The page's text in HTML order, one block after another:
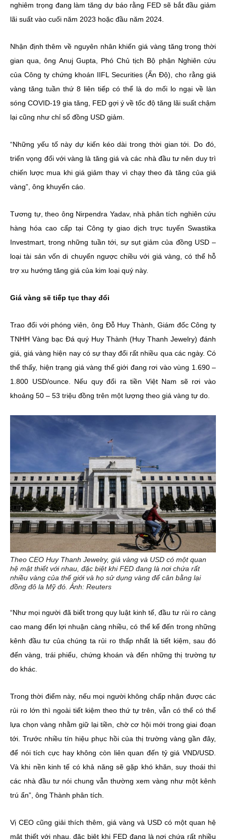
nghiêm trọng đang làm tăng dự báo rằng FED sẽ bắt đầu giảm
lãi suất vào cuối năm 2023 hoặc đầu năm 2024.
Nhận định thêm về nguyên nhân khiến giá vàng tăng trong thời
gian qua, ông Anuj Gupta, Phó Chủ tịch Bộ phận Nghiên cứu
của Công ty chứng khoán IIFL Securities (Ấn Độ), cho rằng giá
vàng tăng tuần thứ 8 liên tiếp có thể là do mối lo ngại về làn
sóng COVID-19 gia tăng, FED gợi ý về tốc độ tăng lãi suất chậm
lại cũng như chỉ số đồng USD giảm.
“Những yếu tố này dự kiến kéo dài trong thời gian tới. Do đó,
triển vọng đối với vàng là tăng giá và các nhà đầu tư nên duy trì
chiến lược mua khi giá giảm thay vì chạy theo đà tăng của giá
vàng”, ông khuyến cáo.
Tương tự, theo ông Nirpendra Yadav, nhà phân tích nghiên cứu
hàng hóa cao cấp tại Công ty giao dịch trực tuyến Swastika
Investmart, trong những tuần tới, sự sụt giảm của đồng USD –
loại tài sản vốn di chuyển ngược chiều với giá vàng, có thể hỗ
trợ xu hướng tăng giá của kim loại quý này.
Giá vàng sẽ tiếp tục thay đổi
Trao đổi với phóng viên, ông Đỗ Huy Thành, Giám đốc Công ty
TNHH Vàng bạc Đá quý Huy Thành (Huy Thanh Jewelry) đánh
giá, giá vàng hiện nay có sự thay đổi rất nhiều qua các ngày. Có
thể thấy, hiện trạng giá vàng thế giới đang rơi vào vùng 1.690 –
1.800 USD/ounce. Nếu quy đổi ra tiền Việt Nam sẽ rơi vào
khoảng 50 – 53 triệu đồng trên một lượng theo giá vàng tự do.
Theo CEO Huy Thanh Jewelry, giá vàng và USD có một quan
hệ mật thiết với nhau, đặc biệt khi FED đang là nơi chứa rất
nhiều vàng của thế giới và họ sử dụng vàng để cân bằng lại
đồng đô la Mỹ đó. Ảnh: Reuters
“Như mọi người đã biết trong quy luật kinh tế, đầu tư rủi ro càng
cao mang đến lợi nhuận càng nhiều, có thể kể đến trong những
kênh đầu tư của chúng ta rủi ro thấp nhất là tiết kiệm, sau đó
đến vàng, trái phiếu, chứng khoán và đến những thị trường tự
do khác.
Trong thời điểm này, nếu mọi người không chấp nhận được các
rủi ro lớn thì ngoài tiết kiệm theo thứ tự trên, vẫn có thể có thể
lựa chọn vàng nhằm giữ lại tiền, chờ cơ hội mới trong giai đoạn
tới. Trước nhiều tín hiệu phục hồi của thị trường vàng gần đây,
để nói tích cực hay không còn liên quan đến tỷ giá VND/USD.
Và khi nền kinh tế có khả năng sẽ gặp khó khăn, suy thoái thì
các nhà đầu tư nói chung vẫn thường xem vàng như một kênh
trú ẩn”, ông Thành phân tích.
Vị CEO cũng giải thích thêm, giá vàng và USD có một quan hệ
mật thiết với nhau, đặc biệt khi FED đang là nơi chứa rất nhiều